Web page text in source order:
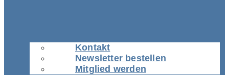
Kontakt
Newsletter bestellen
Mitglied werden